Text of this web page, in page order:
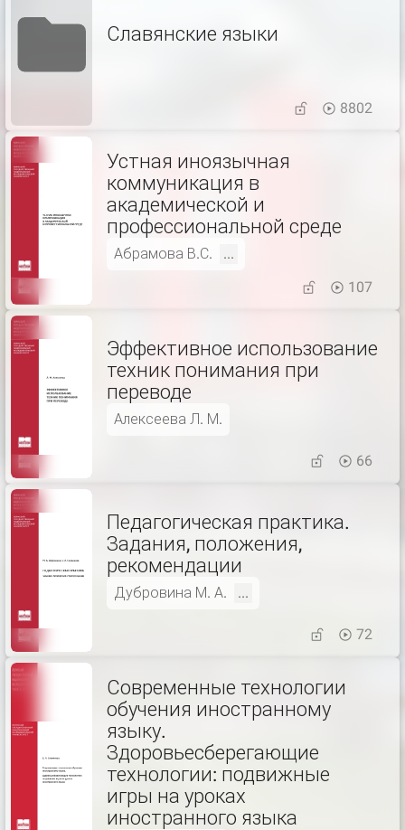
Славянские языки
8802
Устная иноязычная
коммуникация в
академической и
профессиональной среде
Абрамова В.С.
...
107
Эффективное использование
техник понимания при
переводе
Алексеева Л. М.
66
Педагогическая практика.
Задания, положения,
рекомендации
Дубровина М. А. ...
72
Современные технологии
обучения иностранному
языку.
Здоровьесберегающие
технологии: подвижные
игры на уроках
иностранного языка